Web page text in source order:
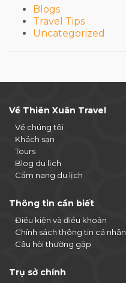
Blogs
Travel Tips
Uncategorized
Về Thiên Xuân Travel
Về chúng tôi
Khách sạn
Tours
Blog du lịch
Cẩm nang du lịch
Thông tin cần biết
Điều kiện và điều khoản
Chính sách thông tin cá nhân
Câu hỏi thường gặp
Trụ sở chính